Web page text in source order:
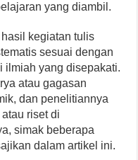
yang diambil.
kegiatan tulis
sesuai dengan
ilmiah yang disepakati.
atau gagasan
dan penelitiannya
riset di
simak beberapa
dalam artikel ini.